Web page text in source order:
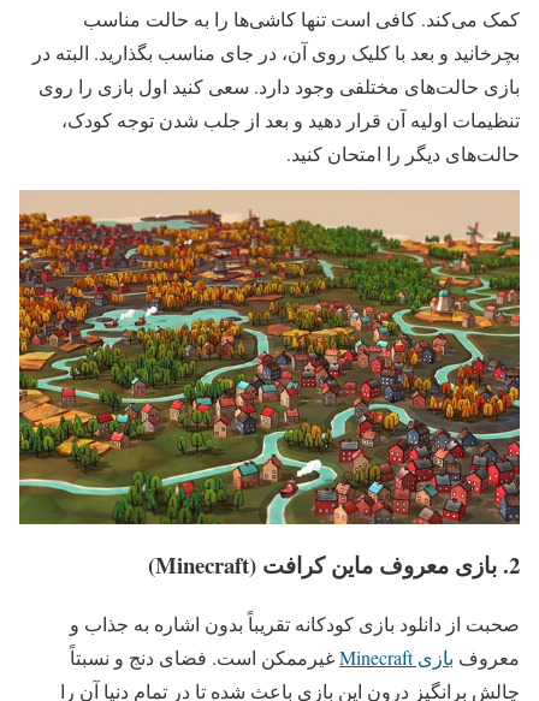
کمک می‌کند. کافی است تنها کاشی‌ها را به حالت مناسب
بچرخانید و بعد با کلیک روی آن، در جای مناسب بگذارید. البته در
بازی حالت‌های مختلفی وجود دارد. سعی کنید اول بازی را روی
تنظیمات اولیه آن قرار دهید و بعد از جلب شدن توجه کودک،
حالت‌های دیگر را امتحان کنید.
2. بازی معروف ماین کرافت (Minecraft)
صحبت از دانلود بازی کودکانه تقریباً بدون اشاره به جذاب و
معروف بازی Minecraft
غیرممکن است. فضای دنج و نسبتاً
چالش برانگیز درون این بازی باعث شده تا در تمام دنیا آن را